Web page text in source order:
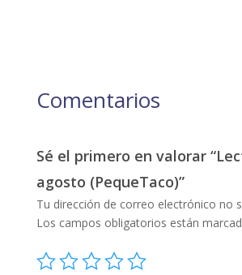
Comentarios
Sé el primero en valorar
agosto (PequeTaco)”
Tu dirección de correo electrónico no
Los campos obligatorios están